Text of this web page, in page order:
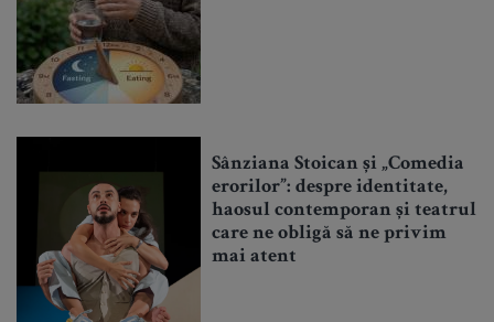
Sânziana Stoican și „Comedia
erorilor”: despre identitate,
haosul contemporan și teatrul
care ne obligă să ne privim
mai atent